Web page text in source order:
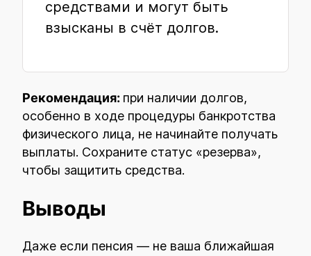
средствами и могут быть
взысканы в счёт долгов.
Рекомендация: при наличии долгов,
особенно в ходе процедуры банкротства
физического лица, не начинайте получать
выплаты. Сохраните статус «резерва»,
чтобы защитить средства.
Выводы
Даже если пенсия — не ваша ближайшая